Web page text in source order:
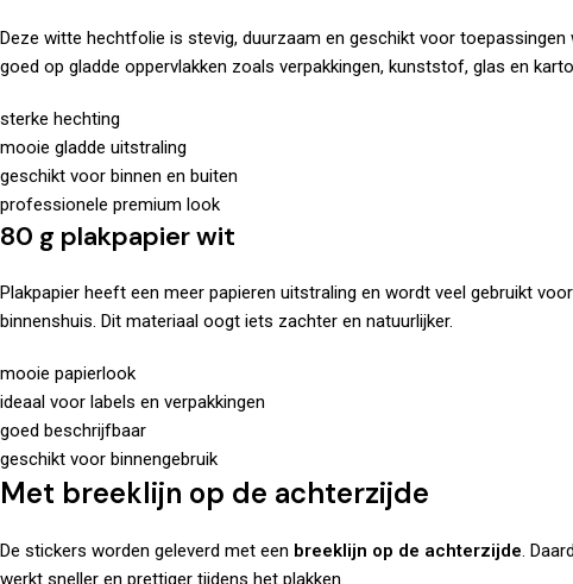
Deze witte hechtfolie is stevig, duurzaam en geschikt voor
goed op gladde oppervlakken zoals verpakkingen, kunststof, glas en
sterke hechting
mooie gladde uitstraling
geschikt voor binnen en buiten
professionele premium look
80 g plakpapier wit
Plakpapier heeft een meer papieren uitstraling en wordt veel gebruikt
binnenshuis. Dit materiaal oogt iets zachter en natuurlijker.
mooie papierlook
ideaal voor labels en verpakkingen
goed beschrijfbaar
geschikt voor binnengebruik
Met breeklijn op de achterzijde
De stickers worden geleverd met een breeklijn op de achterzijde .
werkt sneller en prettiger tijdens het plakken.